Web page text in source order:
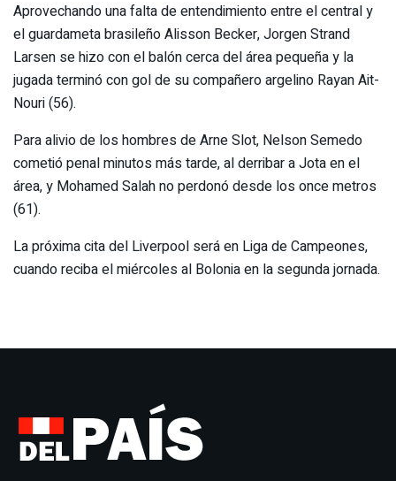
Aprovechando una falta de entendimiento entre el central y
el guardameta brasileño Alisson Becker, Jorgen Strand
Larsen se hizo con el balón cerca del área pequeña y la
jugada terminó con gol de su compañero argelino Rayan Ait-
Nouri (56).
Para alivio de los hombres de Arne Slot, Nelson Semedo
cometió penal minutos más tarde, al derribar a Jota en el
área, y Mohamed Salah no perdonó desde los once metros
(61).
La próxima cita del Liverpool será en Liga de Campeones,
cuando reciba el miércoles al Bolonia en la segunda jornada.